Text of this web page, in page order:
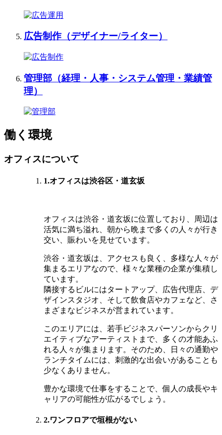
広告制作（デザイナー/ライター）
管理部 （経理・人事・システム管理・業績管
理）
働く環境
オフィスについて
1.オフィスは渋谷区・道玄坂
オフィスは渋谷・道玄坂に位置しており、周辺は
活気に満ち溢れ、朝から晩まで多くの人々が行き
交い、賑わいを見せています。
渋谷・道玄坂は、アクセスも良く、多様な人々が
集まるエリアなので、様々な業種の企業が集積し
ています。
隣接するビルにはタートアップ、広告代理店、デ
ザインスタジオ、そして飲食店やカフェなど、さ
まざまなビジネスが営まれています。
このエリアには、若手ビジネスパーソンからクリ
エイティブなアーティストまで、多くの才能あふ
れる人々が集まります。そのため、日々の通勤や
ランチタイムには、刺激的な出会いがあることも
少なくありません。
豊かな環境で仕事をすることで、個人の成長やキ
ャリアの可能性が広がるでしょう。
2.ワンフロアで垣根がない